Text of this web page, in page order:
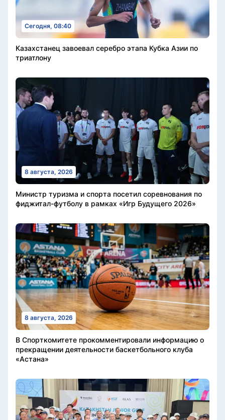
Сегодня, 08:40
Казахстанец завоевал серебро этапа Кубка Азии по
триатлону
8 августа, 2026
Министр туризма и спорта посетил соревнования по
фиджитал-футболу в рамках «Игр Будущего 2026»
8 августа, 2026
В Спорткомитете прокомментировали информацию о
прекращении деятельности баскетбольного клуба
«Астана»